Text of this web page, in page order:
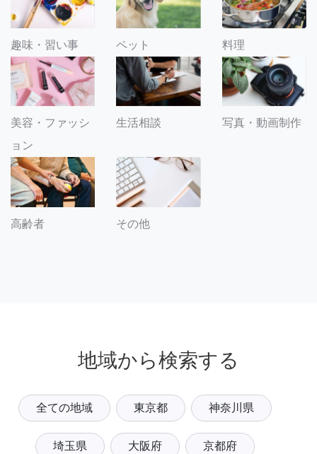
趣味・習い事 ペット 料理
美容・ファッシ
ョン
生活相談 写真・動画制作
高齢者 その他
地域から検索する
全ての地域 東京都 神奈川県
埼玉県 大阪府 京都府